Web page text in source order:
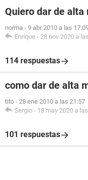
Quiero dar de
norma - 9 abr 2010 a las
Enrique - 28 nov 2020 a
114 respuestas
como dar de alta
tito - 28 ene 2010 a las 21:57
Sergio - 18 may 2020 a
101 respuestas